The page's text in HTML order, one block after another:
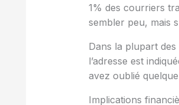
1% des courriers
sembler peu, mais
Dans la plupart
l’adresse est
avez oublié
Implications